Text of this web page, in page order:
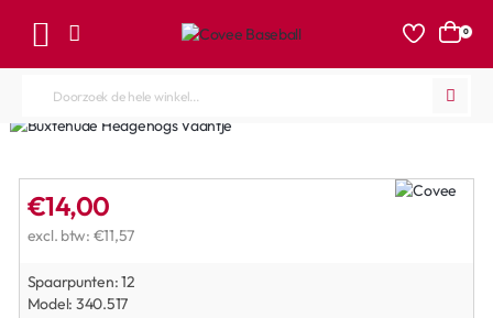
0
Doorzoek
de
winkel...
Spaarpunten:12
Model: 340.517
€14,00
excl. btw: €11,57